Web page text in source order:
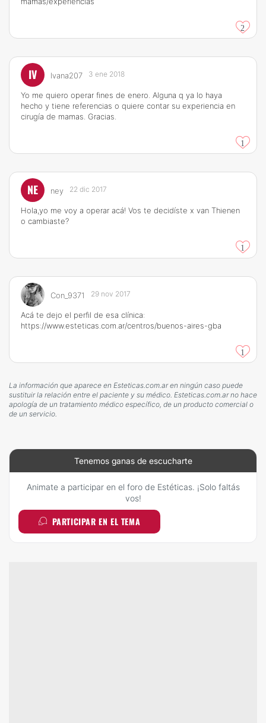
2
IV Ivana207 3 ene 2018
Yo me quiero operar fines de enero. Alguna q ya lo haya
hecho y tiene referencias o quiere contar su experiencia en
cirugía de mamas. Gracias.
1
NE ney 22 dic 2017
Hola,yo me voy a operar acá! Vos te decidíste x van Thienen
o cambiaste?
1
Con_9371 29 nov 2017
Acá te dejo el perfil de esa clínica:
https://www.esteticas.com.ar/centros/buenos-aires-gba
1
La información que aparece en Esteticas.com.ar en ningún caso puede
sustituir la relación entre el paciente y su médico. Esteticas.com.ar no hace
apología de un tratamiento médico específico, de un producto comercial o
de un servicio.
Tenemos ganas de escucharte
Animate a participar en el foro de Estéticas. ¡Solo faltás
vos!
PARTICIPAR EN EL TEMA